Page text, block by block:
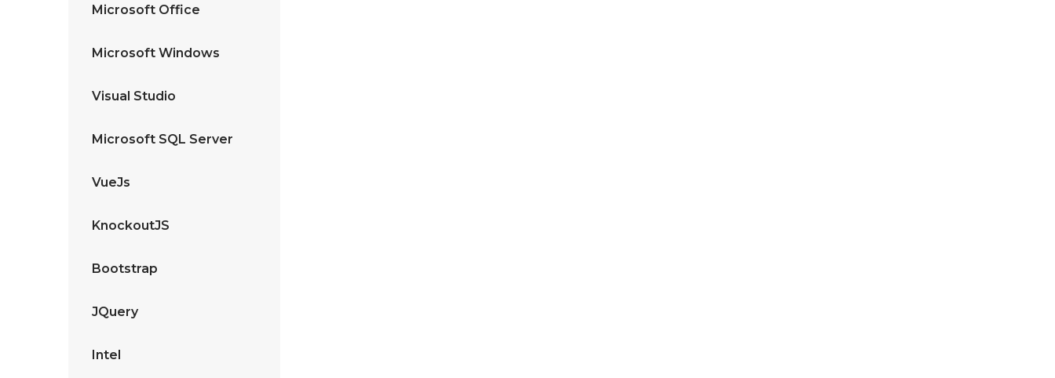
Microsoft Office
Microsoft Windows
Visual Studio
Microsoft SQL Server
VueJs
KnockoutJS
Bootstrap
JQuery
Intel